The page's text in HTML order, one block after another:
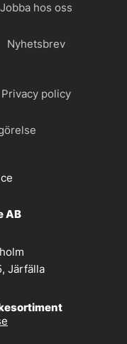
Jobba hos oss
Nyhetsbrev
Privacy policy
AB
Järfälla